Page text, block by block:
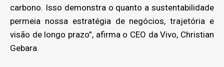
carbono. Isso demonstra o quanto a sustentabilidade
permeia nossa estratégia de negócios, trajetória e
visão de longo prazo”, afirma o CEO da Vivo, Christian
Gebara.